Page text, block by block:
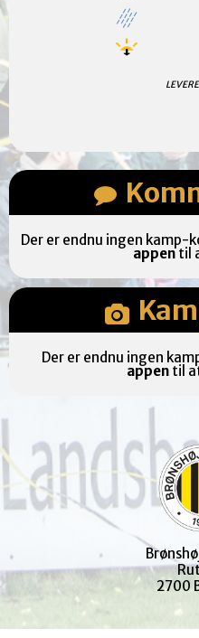
Der er endnu ingen kamp-
appentil
Der er endnu ingen
appen til
2700